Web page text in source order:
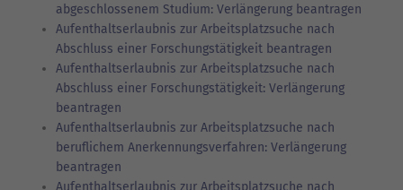
abgeschlossenem Studium: Verlängerung beantragen
Aufenthaltserlaubnis zur Arbeitsplatzsuche nach
Abschluss einer Forschungstätigkeit beantragen
Aufenthaltserlaubnis zur Arbeitsplatzsuche nach
Abschluss einer Forschungstätigkeit: Verlängerung
beantragen
Aufenthaltserlaubnis zur Arbeitsplatzsuche nach
beruflichem Anerkennungsverfahren: Verlängerung
beantragen
Aufenthaltserlaubnis zur Arbeitsplatzsuche nach